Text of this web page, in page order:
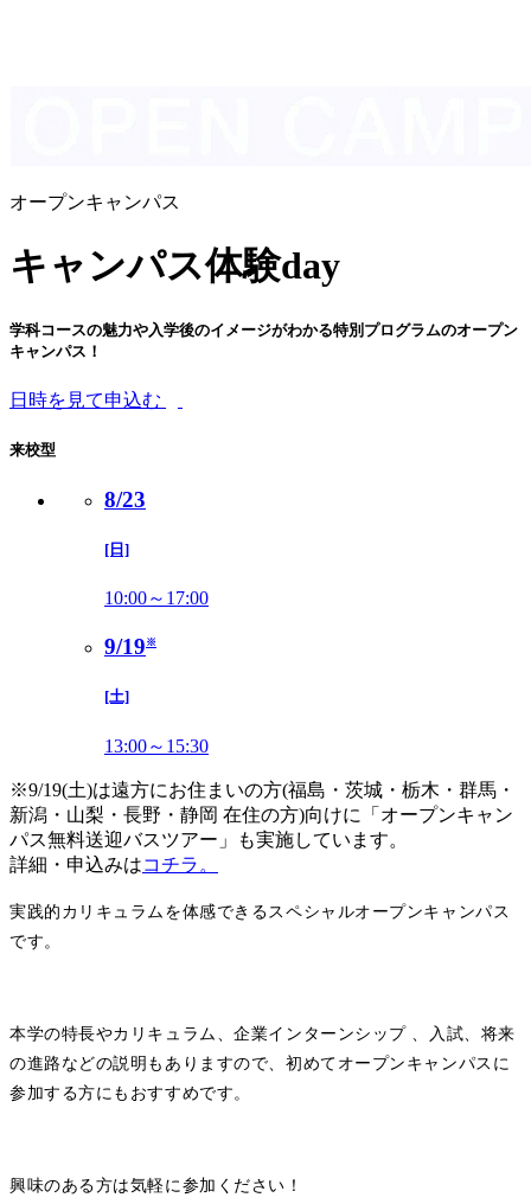
オープンキャンパス
キャンパス体験day
学科コースの魅力や入学後のイメージがわかる特別プログラムのオープン
キャンパス！
日時を見て申込む
来校型
8/23
[日]
10:00～17:00
9/19 ※
[土]
13:00～15:30
※9/19(土)は遠方にお住まいの方(福島・茨城・栃木・群馬・
新潟・山梨・長野・静岡 在住の方)向けに「オープンキャン
パス無料送迎バスツアー」も実施しています。
詳細・申込みはコチラ。
実践的カリキュラムを体感できるスペシャルオープンキャンパス
です。​
本学の特長やカリキュラム、企業インターンシップ 、入試、将来
の進路などの説明もありますので、初めてオープンキャンパスに
参加する方にもおすすめです。​
興味のある方は気軽に参加ください！​